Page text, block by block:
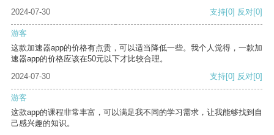
2024-07-30
支持[0] 反对[0]
游客
这款加速器app的价格有点贵，可以适当降低一些。我个人觉得，一款加
速器app的价格应该在50元以下才比较合理。
2024-07-30
支持[0] 反对[0]
游客
这款app的课程非常丰富，可以满足我不同的学习需求，让我能够找到自
己感兴趣的知识。